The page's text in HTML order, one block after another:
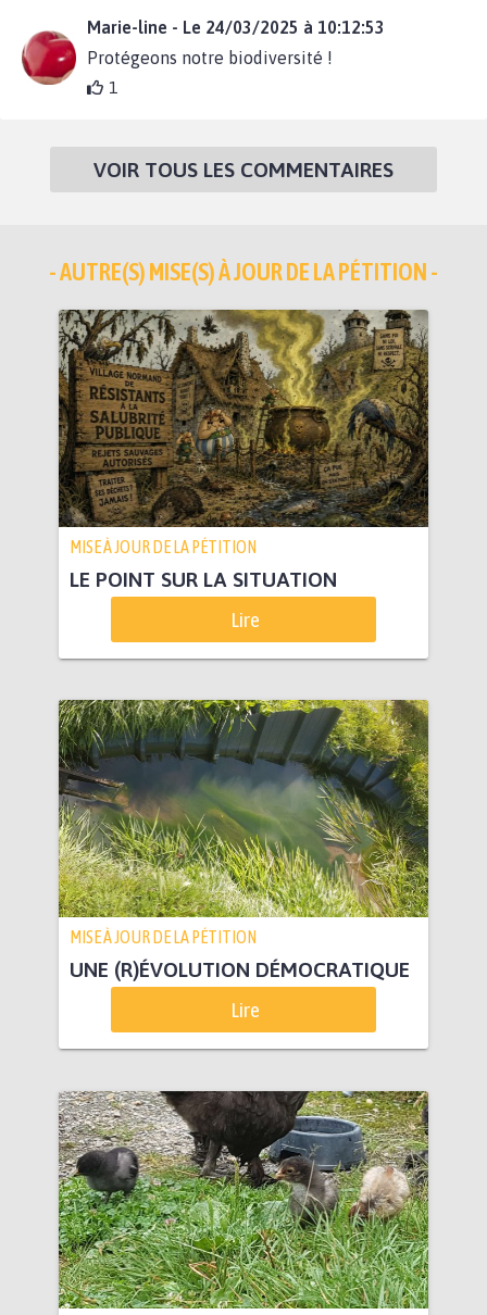
Marie-line - Le 24/03/2025 à 10:12:53
Protégeons notre biodiversité !
1
VOIR TOUS LES COMMENTAIRES
- AUTRE(S) MISE(S) À JOUR DE LA PÉTITION -
MISE À JOUR DE LA PÉTITION
LE POINT SUR LA SITUATION
Lire
MISE À JOUR DE LA PÉTITION
UNE (R)ÉVOLUTION DÉMOCRATIQUE
Lire